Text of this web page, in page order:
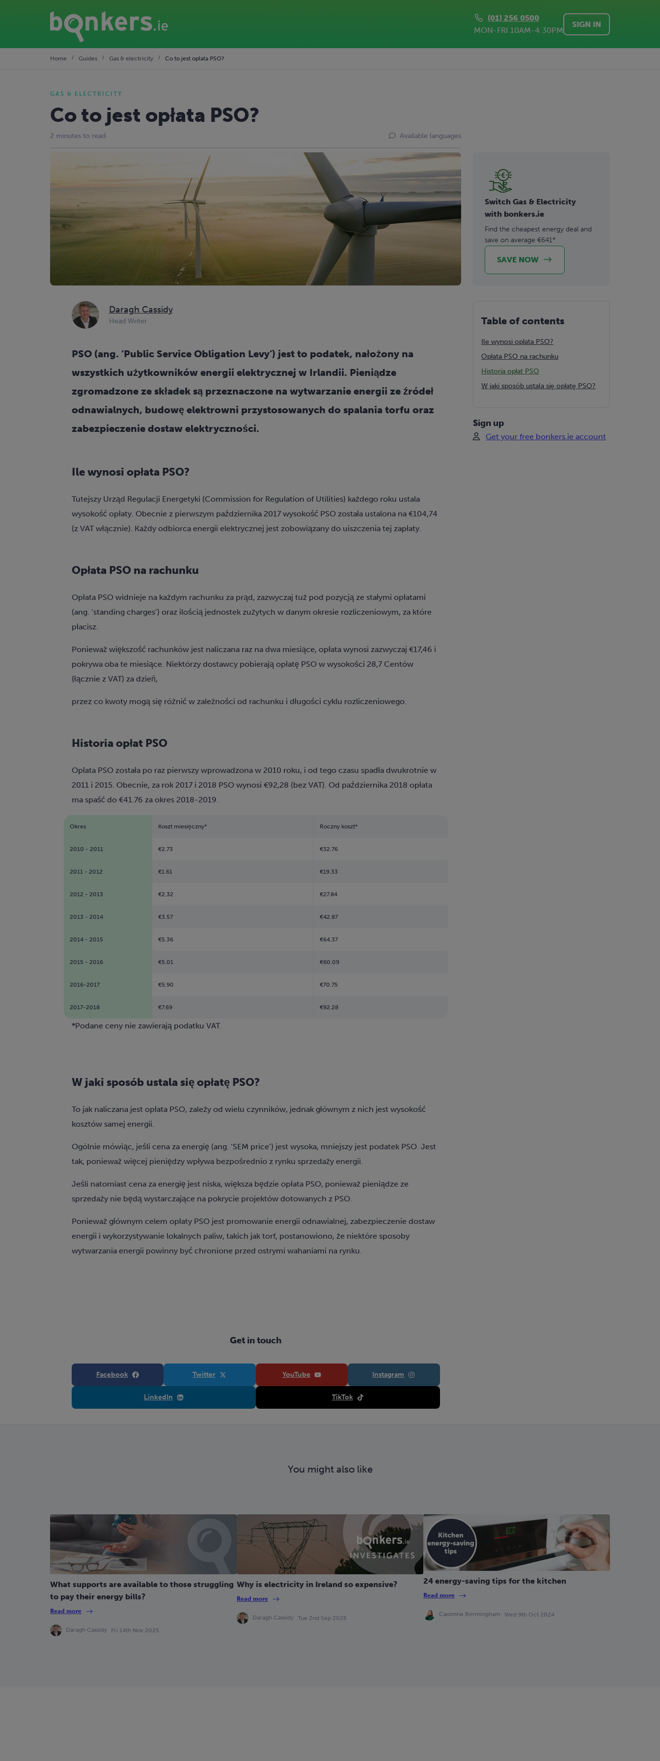
(01) 256 0500
MON-FRI 10AM-4:30PM
SIGN IN
Home Guides Gas & electricity Co to jest opłata PSO?
GAS & ELECTRICITY
Co to jest opłata PSO?
2 minutes to read Available languages
Daragh Cassidy
Head Writer
PSO (ang. ‘Public Service Obligation Levy’) jest to podatek, nałożony na
wszystkich użytkowników energii elektrycznej w Irlandii. Pieniądze
zgromadzone ze składek są przeznaczone na wytwarzanie energii ze źródeł
odnawialnych, budowę elektrowni przystosowanych do spalania torfu oraz
zabezpieczenie dostaw elektryczności.
Ile wynosi opłata PSO?
Tutejszy Urząd Regulacji Energetyki (Commission for Regulation of Utilities) każdego roku ustala
wysokość opłaty. Obecnie z pierwszym października 2017 wysokość PSO została ustalona na €104,74
(z VAT włącznie). Każdy odbiorca energii elektrycznej jest zobowiązany do uiszczenia tej zapłaty.
Opłata PSO na rachunku
Opłata PSO widnieje na każdym rachunku za prąd, zazwyczaj tuż pod pozycją ze stałymi opłatami
(ang. ‘standing charges’) oraz ilością jednostek zużytych w danym okresie rozliczeniowym, za które
płacisz.
Ponieważ większość rachunków jest naliczana raz na dwa miesiące, opłata wynosi zazwyczaj €17,46 i
pokrywa oba te miesiące. Niektórzy dostawcy pobierają opłatę PSO w wysokości 28,7 Centów
(łącznie z VAT) za dzień,
przez co kwoty mogą się różnić w zależności od rachunku i długości cyklu rozliczeniowego.
Historia opłat PSO
Opłata PSO została po raz pierwszy wprowadzona w 2010 roku, i od tego czasu spadła dwukrotnie w
2011 i 2015. Obecnie, za rok 2017 i 2018 PSO wynosi €92,28 (bez VAT). Od października 2018 opłata
ma spaść do €41.76 za okres 2018-2019.
Okres Koszt miesięczny* Roczny koszt*
2010 - 2011 €2.73 €32.76
2011 - 2012 €1.61 €19.33
2012 - 2013 €2.32 €27.84
2013 - 2014 €3.57 €42.87
2014 - 2015 €5.36 €64.37
2015 - 2016 €5.01 €60.09
2016-2017 €5.90 €70.75
2017-2018 €7.69 €92.28
*Podane ceny nie zawierają podatku VAT.
W jaki sposób ustala się opłatę PSO?
To jak naliczana jest opłata PSO, zależy od wielu czynników, jednak głównym z nich jest wysokość
kosztów samej energii.
Ogólnie mówiąc, jeśli cena za energię (ang. ‘SEM price’) jest wysoka, mniejszy jest podatek PSO. Jest
tak, ponieważ więcej pieniędzy wpływa bezpośrednio z rynku sprzedaży energii.
Jeśli natomiast cena za energię jest niska, większa będzie opłata PSO, ponieważ pieniądze ze
sprzedaży nie będą wystarczające na pokrycie projektów dotowanych z PSO.
Ponieważ głównym celem opłaty PSO jest promowanie energii odnawialnej, zabezpieczenie dostaw
energii i wykorzystywanie lokalnych paliw, takich jak torf, postanowiono, że niektóre sposoby
wytwarzania energii powinny być chronione przed ostrymi wahaniami na rynku.
Get in touch
Facebook Twitter YouTube Instagram
LinkedIn TikTok
Switch Gas & Electricity
with bonkers.ie
Find the cheapest energy deal and
save on average €641*
SAVE NOW
Table of contents
Ile wynosi opłata PSO?
Opłata PSO na rachunku
Historia opłat PSO
W jaki sposób ustala się opłatę PSO?
Sign up
Get your free bonkers.ie account
You might also like
What supports are available to those struggling
to pay their energy bills?
Read more
Daragh Cassidy Fri 14th Nov 2025
Why is electricity in Ireland so expensive?
Read more
Daragh Cassidy Tue 2nd Sep 2025
24 energy-saving tips for the kitchen
Read more
Caoimhe Bermingham Wed 9th Oct 2024